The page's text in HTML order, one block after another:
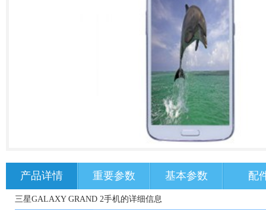
产品详情 重要参数 基本参数 配
三星GALAXY GRAND 2手机的详细信息